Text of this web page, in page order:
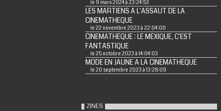
le 9 mars 2024 à 23:24:53
LES MARTIENS A L'ASSAUT DE LA
CINEMATHEQUE
le 22 novembre 2023 à 22:04:00
CINEMATHEQUE : LE MEXIQUE, C'EST
FANTASTIQUE
le 25 octobre 2023 à 14:04:03
MODE EN JAUNE A LA CINEMATHEQUE
le 20 septembre 2023 à 13:28:09
ZINES